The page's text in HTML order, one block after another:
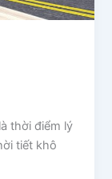
thời điểm lý
tiết khô